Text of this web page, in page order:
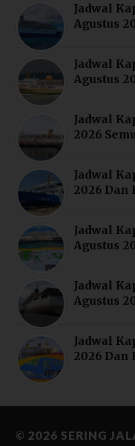
Jadwal
Agustus
Jadwal
Agustus
Jadwal
2026
Jadwal
2026 Dan
Jadwal
Agustus
Jadwal
Agustus
Jadwal
2026 Dan
© 2026 SERING